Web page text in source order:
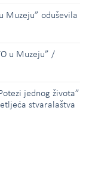
Muzeju” oduševila
u Muzeju” /
jednog života”
stvaralaštva